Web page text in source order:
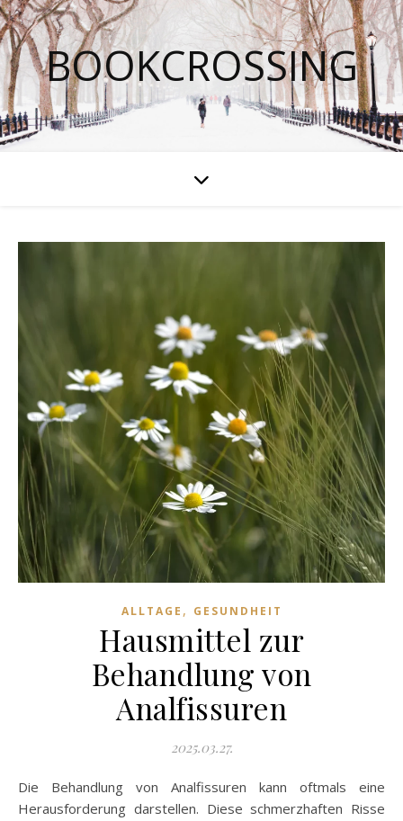
BOOKCROSSING
ALLTAGE , GESUNDHEIT
Hausmittel zur
Behandlung von
Analfissuren
2025.03.27.
Die Behandlung von Analfissuren kann oftmals eine
Herausforderung darstellen. Diese schmerzhaften Risse